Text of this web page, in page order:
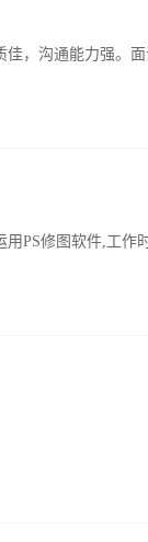
，沟通能力强。面
PS修图软件,工作